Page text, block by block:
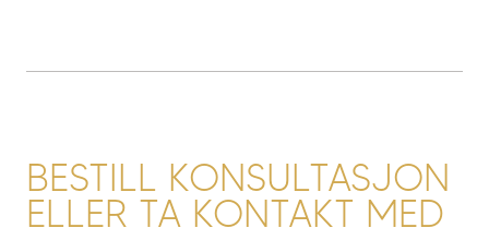
BESTILL KONSULTASJON
ELLER TA KONTAKT MED